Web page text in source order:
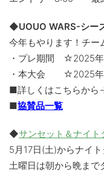
◆UOUO WARS-シー
今年もやります！チー
・プレ期間 ☆2025年
・本大会 ☆2025年6
■詳しくはこちらから
■協賛品一覧
◆サンセット＆ナイト
5月17日(土)からナイ
土曜日は朝から晩まで